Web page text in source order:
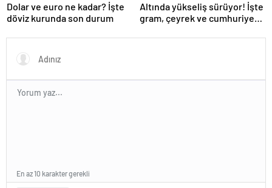
Dolar ve euro ne kadar? İşte
döviz kurunda son durum
Altında yükseliş sürüyor! İşte
gram, çeyrek ve cumhuriyet
En az 10 karakter gerekli